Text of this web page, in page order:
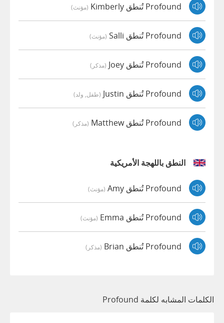
Profound تُنطق Kimberly (مؤنث)
Profound تُنطق Salli (مؤنث)
Profound تُنطق Joey (مذكر)
Profound تُنطق Justin (طفل, ولد)
Profound تُنطق Matthew (مذكر)
النطق باللهجة الأمريكية
Profound تُنطق Amy (مؤنث)
Profound تُنطق Emma (مؤنث)
Profound تُنطق Brian (مذكر)
الكلمات المشابه لكلمة Profound